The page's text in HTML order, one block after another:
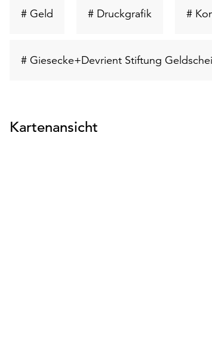
# Geld Schlüsselwort# Druckgrafik #
# Giesecke+Devrient Stiftung
Kartenansicht